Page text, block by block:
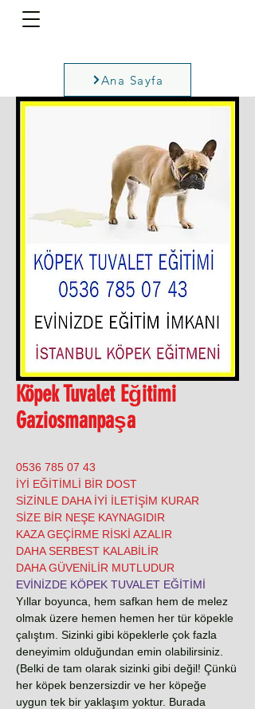
Ana Sayfa
Köpek Tuvalet Eğitimi
Gaziosmanpaşa
0536 785 07 43
İYİ EĞİTİMLİ BİR DOST
SİZİNLE DAHA İYİ İLETİŞİM KURAR
SİZE BİR NEŞE KAYNAGIDIR
KAZA GEÇİRME RİSKİ AZALIR
DAHA SERBEST KALABİLİR
DAHA GÜVENİLİR MUTLUDUR
EVİNİZDE KÖPEK TUVALET EĞİTİMİ
Yıllar boyunca, hem safkan hem de melez
olmak üzere hemen hemen her tür köpekle
çalıştım. Sizinki gibi köpeklerle çok fazla
deneyimim olduğundan emin olabilirsiniz.
(Belki de tam olarak sizinki gibi değil! Çünkü
her köpek benzersizdir ve her köpeğe
uygun tek bir yaklaşım yoktur. Burada